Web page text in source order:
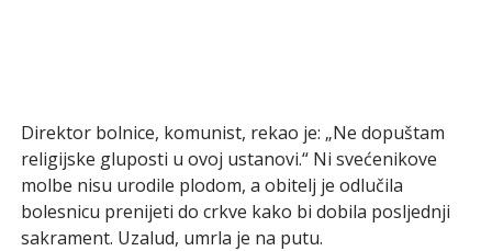
Direktor bolnice, komunist, rekao je: „Ne dopuštam
religijske gluposti u ovoj ustanovi.“ Ni svećenikove
molbe nisu urodile plodom, a obitelj je odlučila
bolesnicu prenijeti do crkve kako bi dobila posljednji
sakrament. Uzalud, umrla je na putu.